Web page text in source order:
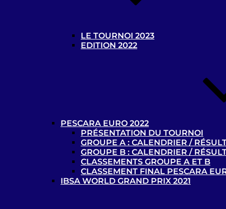
LE TOURNOI 2023
EDITION 2022
PESCARA EURO 2022
PRÉSENTATION DU TOURNOI
GROUPE A : CALENDRIER /
GROUPE B : CALENDRIER /
CLASSEMENTS GROUPE A ET B
CLASSEMENT FINAL PESCARA
IBSA WORLD GRAND PRIX 2021
Racing Club de Lens – B1
1 - 0
05-02-2022
Centre technique la Gaillette